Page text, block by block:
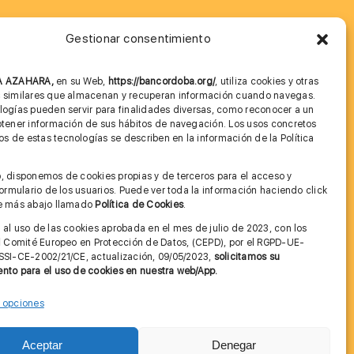
Gestionar consentimiento
AZAHARA, en su Web, https://bancordoba.org/, utiliza cookies y otras
que almacenan y recuperan información cuando navegas.
pueden servir para finalidades diversas, como reconocer a un
información de sus hábitos de navegación. Los usos concretos
de estas tecnologías se describen en la información de la Política
disponemos de cookies propias y de terceros para el acceso y
de los usuarios. Puede ver toda la información haciendo click
más abajo llamado Política de Cookies.
al uso de las cookies aprobada en el mes de julio de 2023, con los
Europeo en Protección de Datos, (CEPD), por el RGPD-UE-
CE-2002/21/CE, actualización, 09/05/2023, solicitamos su
para el uso de cookies en nuestra web/App.
Aceptar Denegar
Imagen corporativa
Cita previa FAGA
Condiciones de Uso Web
Contactar